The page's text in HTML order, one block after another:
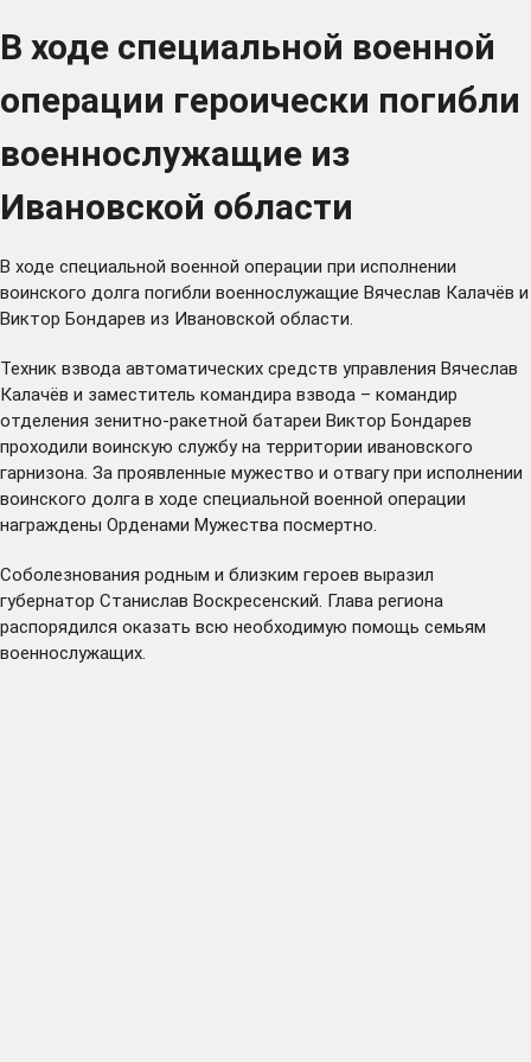
В ходе специальной военной
операции героически погибли
военнослужащие из
Ивановской области
В ходе специальной военной операции при исполнении
воинского долга погибли военнослужащие Вячеслав Калачёв и
Виктор Бондарев из Ивановской области.
Техник взвода автоматических средств управления Вячеслав
Калачёв и заместитель командира взвода – командир
отделения зенитно-ракетной батареи Виктор Бондарев
проходили воинскую службу на территории ивановского
гарнизона. За проявленные мужество и отвагу при исполнении
воинского долга в ходе специальной военной операции
награждены Орденами Мужества посмертно.
Соболезнования родным и близким героев выразил
губернатор Станислав Воскресенский. Глава региона
распорядился оказать всю необходимую помощь семьям
военнослужащих.